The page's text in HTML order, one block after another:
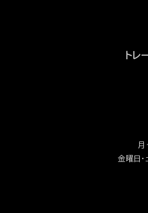
トレ
月
金曜日